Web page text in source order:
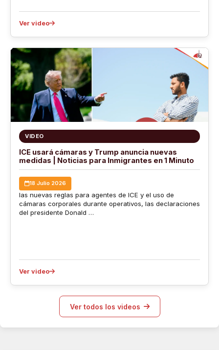
Ver video
VIDEO
ICE usará cámaras y Trump anuncia nuevas
medidas | Noticias para Inmigrantes en 1 Minuto
18 Julio 2026
las nuevas reglas para agentes de ICE y el uso de
cámaras corporales durante operativos, las declaraciones
del presidente Donald …
Ver video
Ver todos los videos